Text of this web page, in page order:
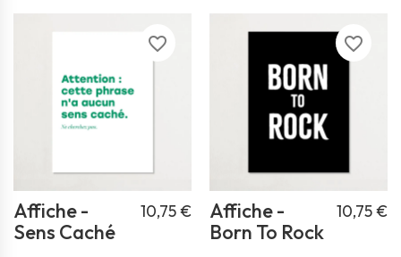
favorite_border
Affiche -
Sens Caché
10,75 €
favorite_border
Affiche -
Born To Rock
10,75 €